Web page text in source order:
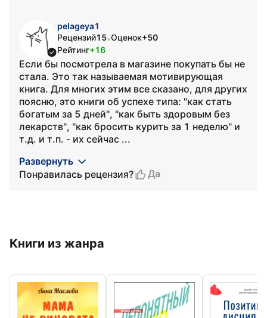
pelageya1
Рецензий15•Оценок+50
Рейтинг+16
Если бы посмотрела в магазине покупать бы не
стала. Это так называемая мотивирующая
книга. Для многих этим все сказано, для других
поясню, это книги об успехе типа: "как стать
богатым за 5 дней", "как быть здоровым без
лекарств", "как бросить курить за 1 неделю" и
т.д. и т.п. - их сейчас ...
Развернуть
Понравилась рецензия?
Да
Книги из жанра